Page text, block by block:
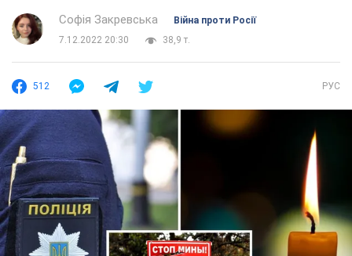
Софія Закревська
Війна проти Росії
7.12.2022 20:30
38,9 т.
512 РУС